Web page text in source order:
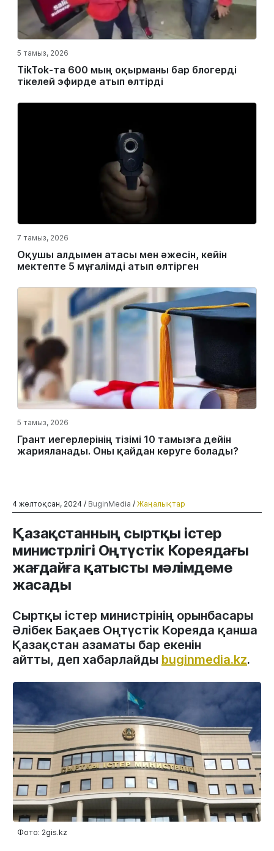
5 тамыз, 2026
TikTok-та 600 мың оқырманы бар блогерді
тікелей эфирде атып өлтірді
7 тамыз, 2026
Оқушы алдымен атасы мен әжесін, кейін
мектепте 5 мұғалімді атып өлтірген
5 тамыз, 2026
Грант иегерлерінің тізімі 10 тамызға дейін
жарияланады. Оны қайдан көруге болады?
4 желтоқсан, 2024 / BuginMedia / Жаңалықтар
Қазақстанның сыртқы істер
министрлігі Оңтүстік Кореядағы
жағдайға қатысты мәлімдеме
жасады
Сыртқы істер министрінің орынбасары
Әлібек Бақаев Оңтүстік Кореяда қанша
Қазақстан азаматы бар екенін
айтты, деп хабарлайды buginmedia.kz.
Фото: 2gis.kz